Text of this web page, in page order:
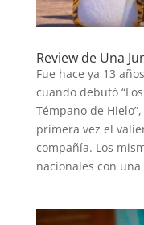
Review de Una
Fue hace ya 13
cuando debutó
Témpano de
primera vez el
compañía. Los
nacionales con una